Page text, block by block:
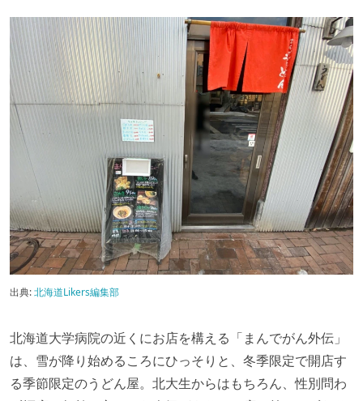
出典:北海道Likers編集部
北海道大学病院の近くにお店を構える「まんでがん外伝」
は、雪が降り始めるころにひっそりと、冬季限定で開店す
る季節限定のうどん屋。北大生からはもちろん、性別問わ